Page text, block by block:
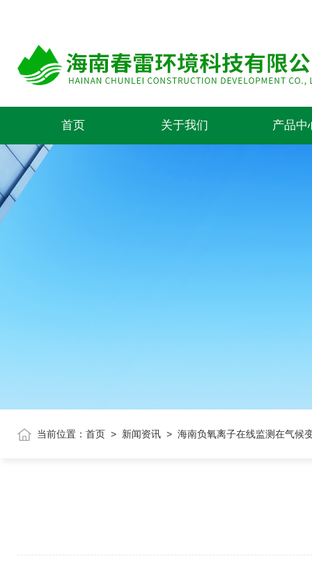
首页 关于我们 产品中
当前位置： 首页 > 新闻资讯 > 海南负氧离子在线监测在气候